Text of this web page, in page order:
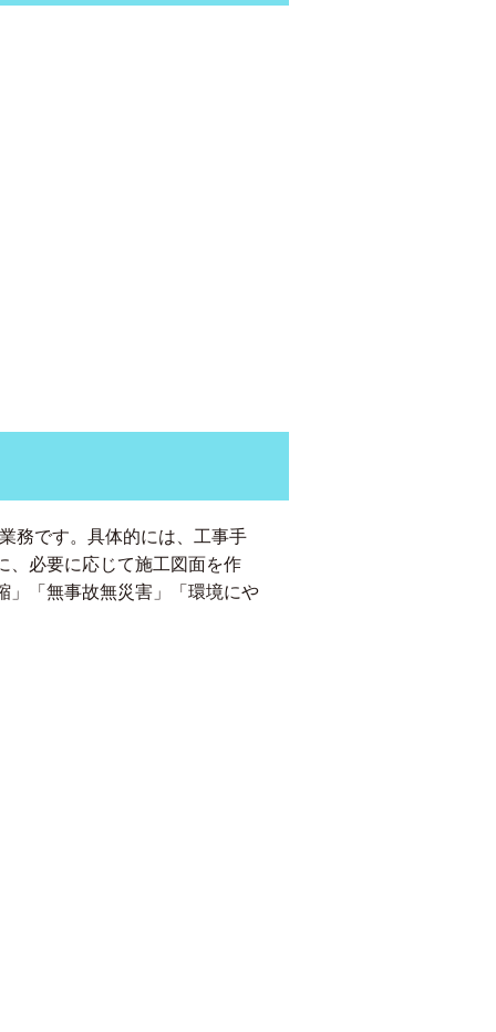
務です。具体的には、工事手
、必要に応じて施工図面を作
」「無事故無災害」「環境にや